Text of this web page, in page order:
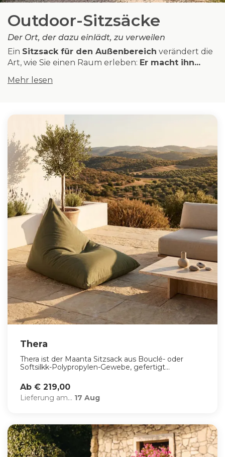
Outdoor-Sitzsäcke
Der Ort, der dazu einlädt, zu verweilen
Ein Sitzsack für den Außenbereich verändert die
Art, wie Sie einen Raum erleben: Er macht ihn...
Mehr lesen
Thera
Thera ist der Maanta Sitzsack aus Bouclé- oder
Softsilkk-Polypropylen-Gewebe, gefertigt...
Ab € 219,00
Lieferung am... 17 Aug